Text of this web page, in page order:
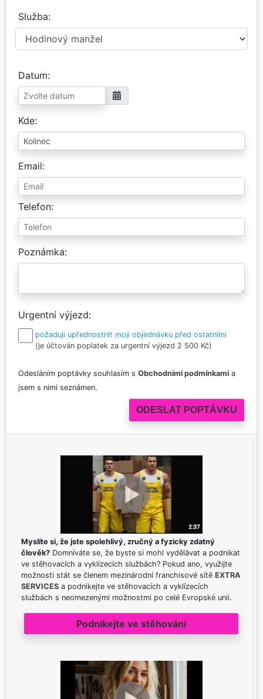
Služba
Datum
Kde
Email
Telefon
Poznámka
Urgentní výjezd
požaduji upřednostnit moji objednávku před ostatními
(je účtován poplatek za urgentní výjezd 2 500 Kč)
Odesláním poptávky souhlasím s Obchodními podmínkami a
jsem s nimi seznámen.
Myslíte si, že jste spolehlivý, zručný a fyzicky zdatný
člověk? Domníváte se, že byste si mohl vydělávat a podnikat
ve stěhovacích a vyklízecích službách? Pokud ano, využijte
možnosti stát se členem mezinárodní franchisové sítě EXTRA
SERVICES a podnikejte ve stěhovacích a vyklízecích
službách s neomezenými možnostmi po celé Evropské unii.
Podnikejte ve stěhování